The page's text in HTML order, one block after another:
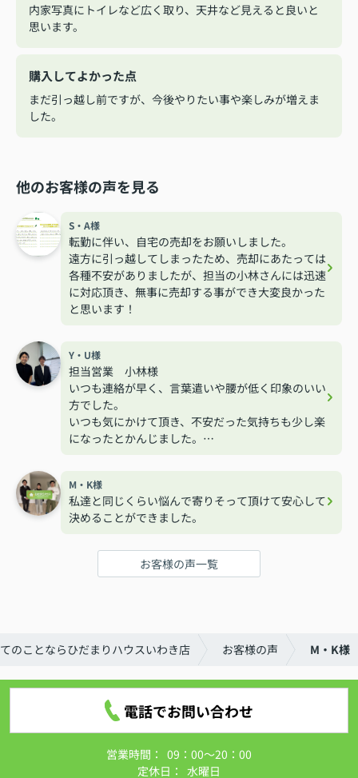
内家写真にトイレなど広く取り、天井など見えると良いと
思います。
購入してよかった点
まだ引っ越し前ですが、今後やりたい事や楽しみが増えま
した。
他のお客様の声を見る
S・A様
転勤に伴い、自宅の売却をお願いしました。
遠方に引っ越してしまったため、売却にあたっては
各種不安がありましたが、担当の小林さんには迅速
に対応頂き、無事に売却する事ができ大変良かった
と思います！
Y・U様
担当営業 小林様
いつも連絡が早く、言葉遣いや腰が低く印象のいい
方でした。
いつも気にかけて頂き、不安だった気持ちも少し楽
になったとかんじました。
M・K様
私達と同じくらい悩んで寄りそって頂けて安心して
決めることができました。
お客様の声一覧
のことならひだまりハウスいわき店 お客様の声 M・K様
電話でお問い合わせ
営業時間： 09：00～20：00
定休日： 水曜日